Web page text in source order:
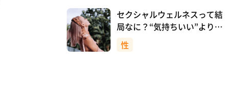
セクシャルウェルネスって結
局なに？“気持ちいい”より先
に、自分を大切にすること
性